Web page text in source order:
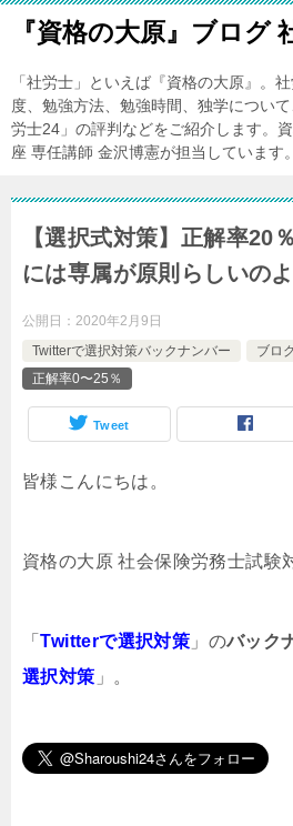
『資格の大原』ブログ
「社労士」といえば『資格の大原』。
度、勉強方法、勉強時間、独学につい
労士24」の評判などをご紹介します。
座 専任講師 金沢博憲が担当しています。
【選択式対策】正解率20
には専属が原則らしいのよ
公開日： 2020年2月9日
Twitterで選択対策バックナンバー
ブロ
正解率0〜25％
Tweet
皆様こんにちは。
資格の大原 社会保険労務士試験
「Twitterで選択対策 」のバック
選択対策 」。